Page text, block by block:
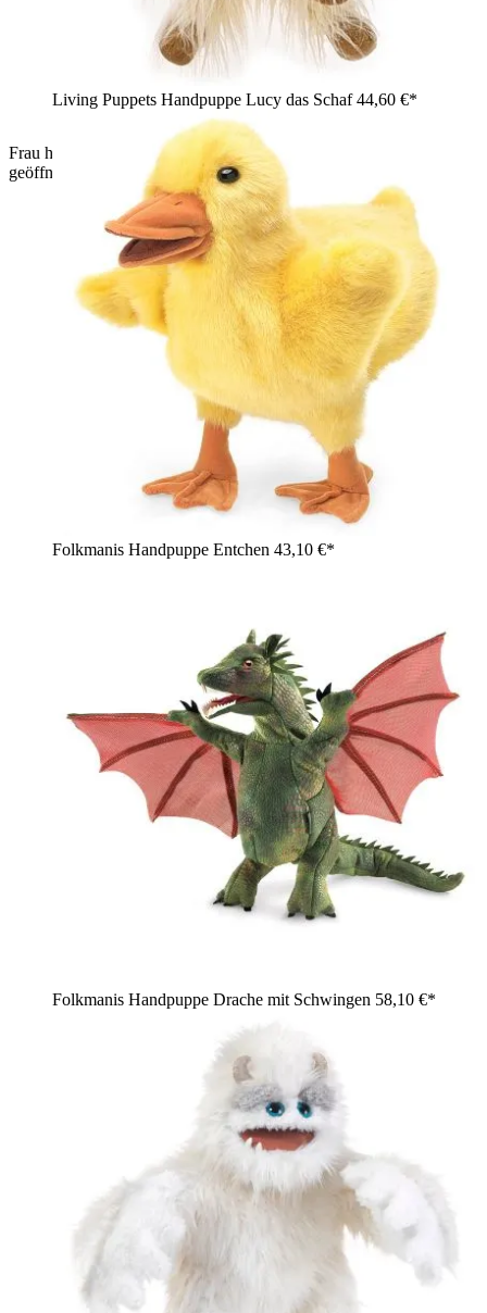
Frau hält graue Folkmanis Handpuppe Kaninchen mit
geöffnetem Maul in beiden Händen und lächelt es an
Living Puppets Handpuppe Lucy das Schaf44,60 €*
Folkmanis Handpuppe Entchen 43,10 €*
Folkmanis Handpuppe Drache mit Schwingen 58,10 €*